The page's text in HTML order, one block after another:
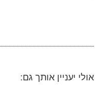
אולי יעניין אותך גם: